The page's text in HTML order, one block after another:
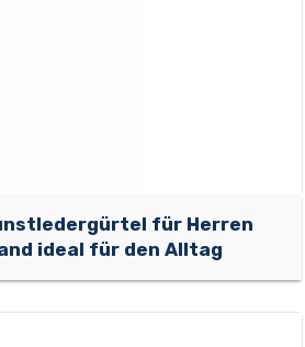
für Herren
ideal für den Alltag